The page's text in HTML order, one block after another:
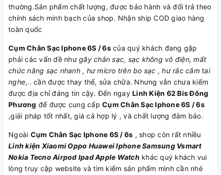
thường.Sản phẩm chất lượng, được bảo hành và đổi trả theo
chính sách minh bạch của shop. Nhận ship COD giao hàng
toàn quốc
Cụm Chân Sạc Iphone 6S / 6scủa quý khách đang gặp
phải các vấn đề như gãy chân sạc, sạc không vô điện, mất
chức năng sạc nhanh , hư mícro trên bo sạc , hư rắc cắm tai
nghe,.. cần được thay thế, sửa chữa. Nhưng vẫn chưa kiếm
được địa chỉ đáng tin cậy. Đến ngay Linh Kiện 62 Bis Đông
Phương để được cung cấp Cụm Chân Sạc Iphone 6S / 6s
,giải pháp tốt nhất, giá cả hợp lý , và chất lượng đảm bảo.
Ngoài Cụm Chân Sạc Iphone 6S / 6s , shop còn rất nhiều
Linh kiện Xiaomi Oppo HuaweiIphoneSamsung Vsmart
Nokia Tecno Airpod IpadApple Watch khác quý khách vui
lòng truy cập website và tìm kiếm sản phẩm mình cần nhé